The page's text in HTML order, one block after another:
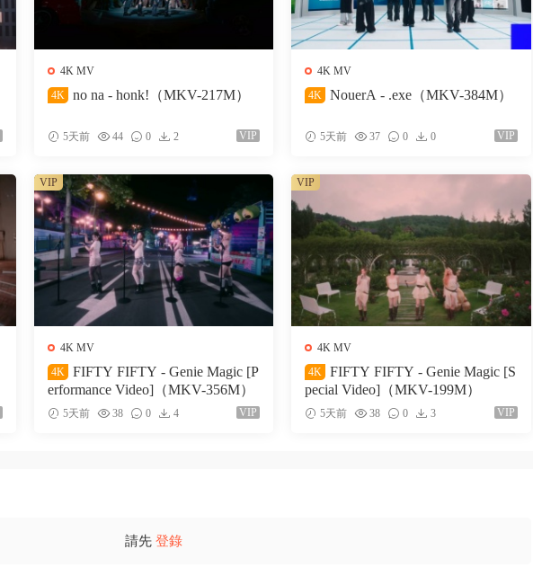
4K MV
4K
no na - honk!（MKV-217M）
5天前 44 0 2 VIP
4K MV
4K
NouerA - .exe（MKV-384M）
5天前 37 0 0 VIP
4K MV
4K
FIFTY FIFTY - Genie Magic [P
erformance Video]（MKV-356M）
5天前 38 0 4 VIP
VIP
4K MV
4K
FIFTY FIFTY - Genie Magic [S
pecial Video]（MKV-199M）
5天前 38 0 3 VIP
VIP
請先 登錄